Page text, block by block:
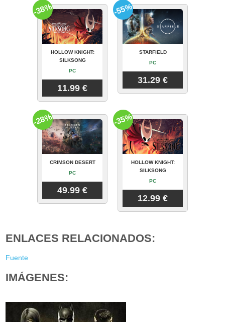
HOLLOW KNIGHT:
SILKSONG
PC
11.99 €
-38%
STARFIELD
PC
31.29 €
-55%
CRIMSON DESERT
PC
49.99 €
-28%
HOLLOW KNIGHT:
SILKSONG
PC
12.99 €
-35%
ENLACES RELACIONADOS:
Fuente
IMÁGENES: